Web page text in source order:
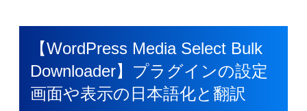
【WordPress Media Select Bulk
Downloader】プラグインの設定
画面や表示の日本語化と翻訳